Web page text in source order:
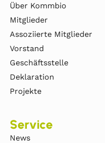
Über Kommbio
Mitglieder
Assoziierte Mitglieder
Vorstand
Geschäftsstelle
Deklaration
Projekte
Service
News